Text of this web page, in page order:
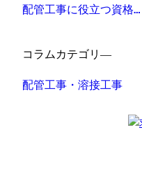
配管工事に役立つ資格…
コラムカテゴリ―
配管工事・溶接工事